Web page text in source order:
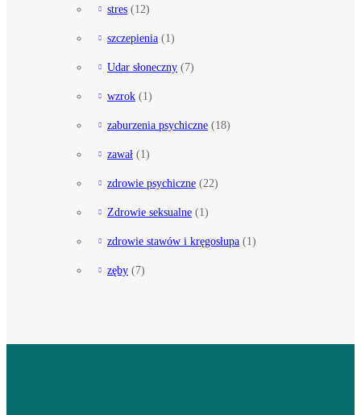
stres (12)
szczepienia (1)
Udar słoneczny (7)
wzrok (1)
zaburzenia psychiczne (18)
zawał (1)
zdrowie psychiczne (22)
Zdrowie seksualne (1)
zdrowie stawów i kręgosłupa (1)
zęby (7)